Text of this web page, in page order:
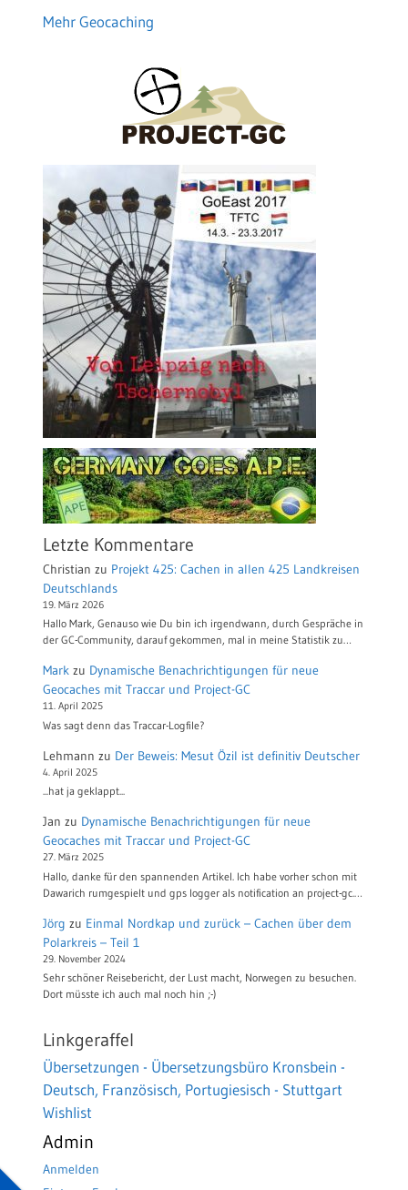
Mehr Geocaching
Letzte Kommentare
Christian zu Projekt 425: Cachen in allen 425 Landkreisen
Deutschlands
19. März 2026
Hallo Mark, Genauso wie Du bin ich irgendwann, durch Gespräche in
der GC-Community, darauf gekommen, mal in meine Statistik zu…
Mark zu Dynamische Benachrichtigungen für neue
Geocaches mit Traccar und Project-GC
11. April 2025
Was sagt denn das Traccar-Logfile?
Lehmann zu Der Beweis: Mesut Özil ist definitiv Deutscher
4. April 2025
...hat ja geklappt...
Jan zu Dynamische Benachrichtigungen für neue
Geocaches mit Traccar und Project-GC
27. März 2025
Hallo, danke für den spannenden Artikel. Ich habe vorher schon mit
Dawarich rumgespielt und gps logger als notification an project-gc.…
Jörg zu Einmal Nordkap und zurück – Cachen über dem
Polarkreis – Teil 1
29. November 2024
Sehr schöner Reisebericht, der Lust macht, Norwegen zu besuchen.
Dort müsste ich auch mal noch hin ;-)
Linkgeraffel
Übersetzungen - Übersetzungsbüro Kronsbein -
Deutsch, Französisch, Portugiesisch - Stuttgart
Wishlist
Admin
Anmelden